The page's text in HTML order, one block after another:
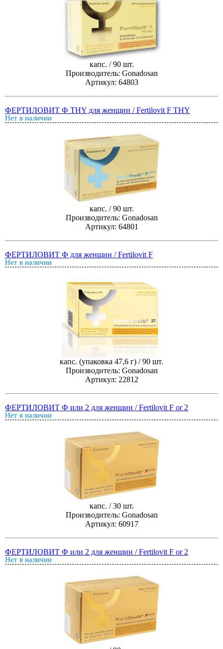
капс. / 90 шт.
Производитель: Gonadosan
Артикул: 64803
ФЕРТИЛОВИТ Ф THY для женщин / Fertilovit F THY
Нет в наличии
капс. / 90 шт.
Производитель: Gonadosan
Артикул: 64801
ФЕРТИЛОВИТ Ф для женщин / Fertilovit F
Нет в наличии
капс. (упаковка 47,6 г) / 90 шт.
Производитель: Gonadosan
Артикул: 22812
ФЕРТИЛОВИТ Ф или 2 для женщин / Fertilovit F or 2
Нет в наличии
капс. / 30 шт.
Производитель: Gonadosan
Артикул: 60917
ФЕРТИЛОВИТ Ф или 2 для женщин / Fertilovit F or 2
Нет в наличии